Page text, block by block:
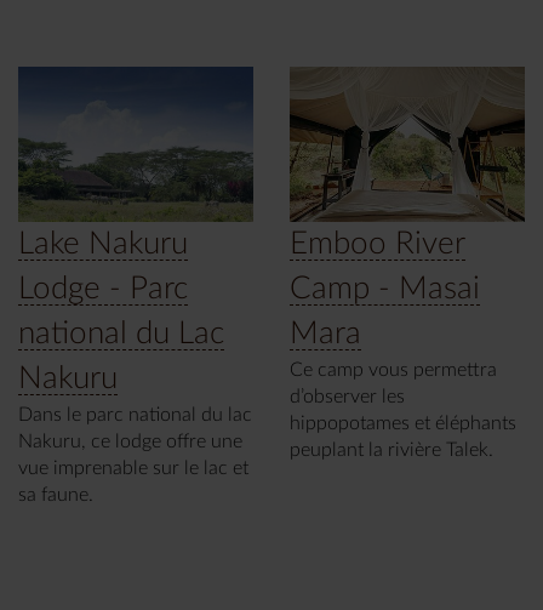
Lake Nakuru
Lodge - Parc
national du Lac
Nakuru
Dans le parc national du lac
Nakuru, ce lodge offre une
vue imprenable sur le lac et
sa faune.
Emboo River
Camp - Masai
Mara
Ce camp vous permettra
d’observer les
hippopotames et éléphants
peuplant la rivière Talek.